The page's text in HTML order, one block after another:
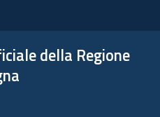
della Regione